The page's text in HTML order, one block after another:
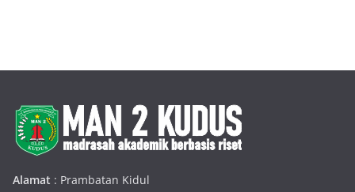
Alamat : Prambatan Kidul